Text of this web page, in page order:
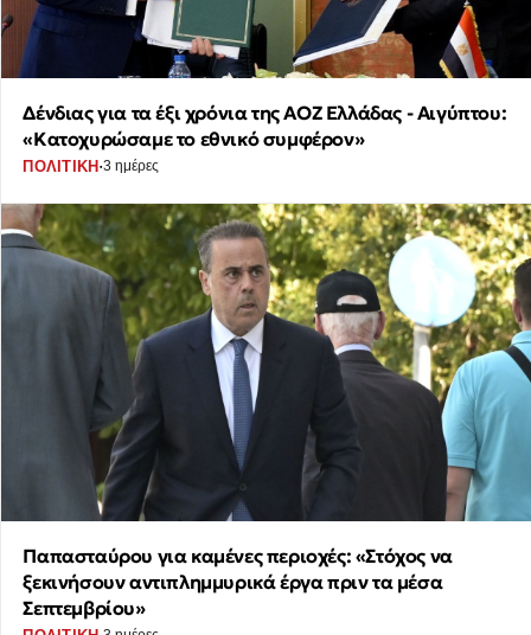
Δένδιας για τα έξι χρόνια της ΑΟΖ Ελλάδας - Αιγύπτου:
«Κατοχυρώσαμε το εθνικό συμφέρον»
ΠΟΛΙΤΙΚΗ ·3 ημέρες
Παπασταύρου για καμένες περιοχές: «Στόχος να
ξεκινήσουν αντιπλημμυρικά έργα πριν τα μέσα
Σεπτεμβρίου»